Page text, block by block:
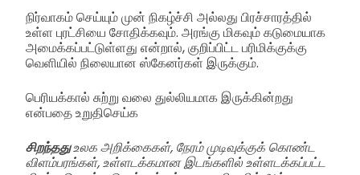
நிர்வாகம் செய்யும் முன் நிகழ்ச்சி அல்லது பிரச்சாரத்தில்
உள்ள புரட்சியை சோதிக்கவும். அரங்கு மிகவும் கடுமையாக
அமைக்கப்பட்டுள்ளது என்றால், குறிப்பிட்ட பரிமிக்குக்கு
வெளியில் நிலையான ஸ்கேனர்கள் இருக்கும்.
பெரியக்கால் சுற்று வலை துல்லியமாக இருக்கின்றது
என்பதை உறுதிசெய்க
சிறந்ததுஉலக அறிக்கைகள், நேரம் முடிவுக்குக் கொண்ட
விளம்பரங்கள், உள்ளடக்கமான இடங்களில் உள்ளடக்கப்பட்ட